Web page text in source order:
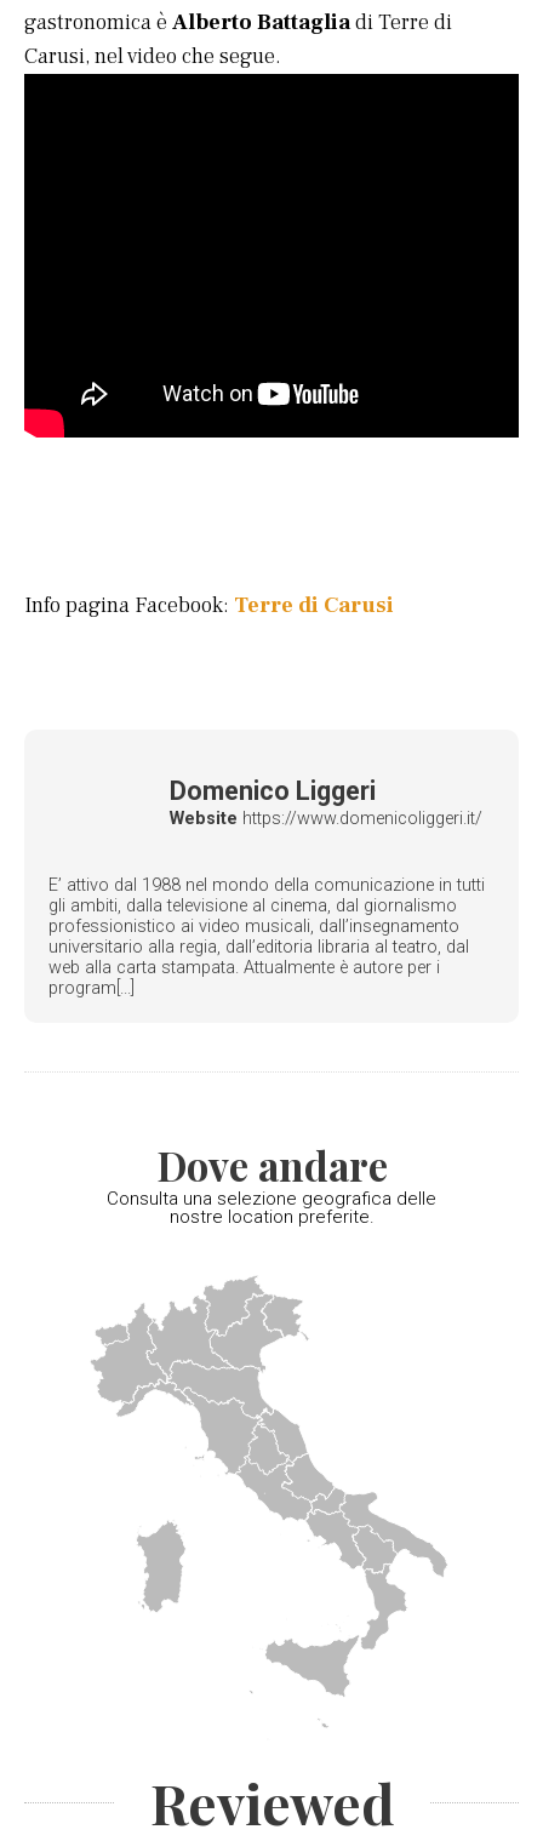
gastronomica è Alberto Battagliadi Terre di
Carusi, nel video che segue.
Info pagina Facebook: Terre di Carusi
Domenico Liggeri
Website https://www.domenicoliggeri.it/
E’ attivo dal 1988 nel mondo della comunicazione in tutti
gli ambiti, dalla televisione al cinema, dal giornalismo
professionistico ai video musicali, dall’insegnamento
universitario alla regia, dall’editoria libraria al teatro, dal
web alla carta stampata. Attualmente è autore per i
program[...]
Dove andare
Consulta una selezione geografica delle
nostre location preferite.
Reviewed